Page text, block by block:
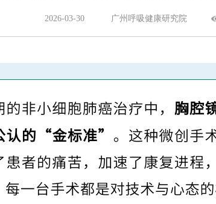
2026-03-30 广州呼吸健康研究院